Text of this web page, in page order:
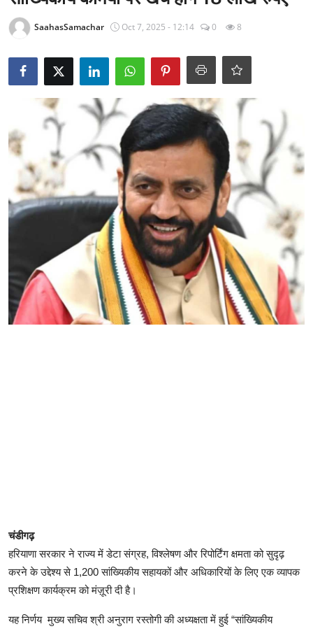
Epaper
लाइफस्टाइल
टेक
SaahasSamachar Oct 7, 2025 - 12:14 0 8
चंडीगढ़
हरियाणा सरकार ने राज्य में डेटा संग्रह, विश्लेषण और रिपोर्टिंग क्षमता को सुदृढ़
करने के उद्देश्य से 1,200 सांख्यिकीय सहायकों और अधिकारियों के लिए एक व्यापक
प्रशिक्षण कार्यक्रम को मंज़ूरी दी है।
यह निर्णय मुख्य सचिव श्री अनुराग रस्तोगी की अध्यक्षता में हुई “सांख्यिकीय